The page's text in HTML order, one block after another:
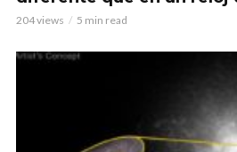
204 views 5 min read